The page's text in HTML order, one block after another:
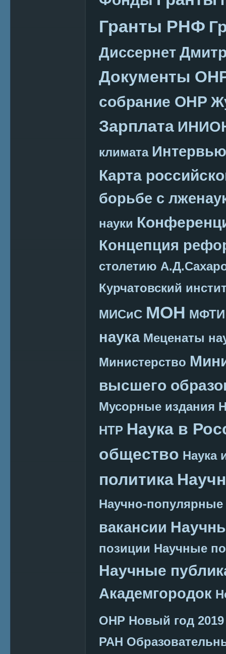
Гранты РНФ
Диссернет
Документы
собрание ОНР
Зарплата
климата Интервью
Карта
борьбе с
науки
Концепция
столетию
Курчатовский
МИСиС МОН МФТИ
наука Меценаты
Министерство
высшего
Мусорные издания
НТР Наука в
общество Наука
политика
Научно-
вакансии
позиции Научные
Научные
Академгородок
ОНР Новый год 2019
РАН